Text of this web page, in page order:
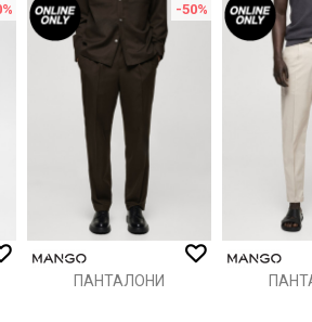
ИСПРАТИ
% -50%
ПАНТАЛОНИ